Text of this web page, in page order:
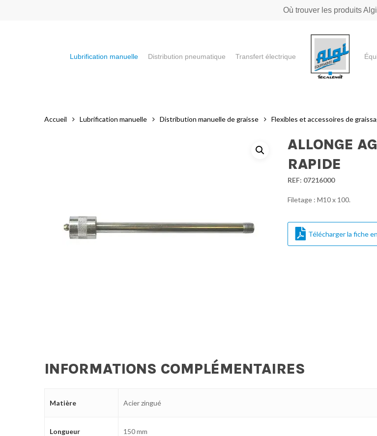
Où trouver les produits Algi
Lubrification manuelle Distribution pneumatique Transfert électrique
Accueil Lubrification manuelle Distribution manuelle de graisse Flexibles et accessoires de
ALLONGE
RAPIDE
REF: 07216000
Filetage : M10 x 100.
Télécharger la fiche
INFORMATIONS COMPLÉMENTAIRES
Matière Acier zingué
Longueur 150 mm